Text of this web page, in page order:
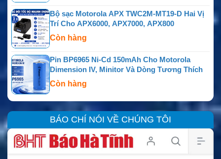
Bộ sạc Motorola APX TWC2M-MT19-D Hai Vị
Trí Cho APX6000, APX7000, APX800
Còn hàng
Pin BP6965 Ni-Cd 150mAh Cho Motorola
Dimension IV, Minitor Và Dòng Tương Thích
Còn hàng
BÁO CHÍ NÓI VỀ CHÚNG TÔI